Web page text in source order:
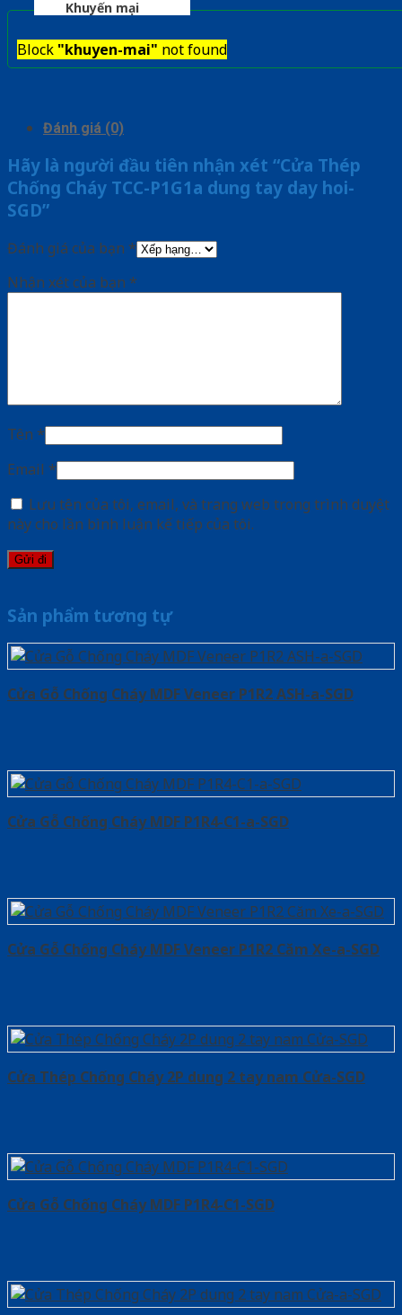
Khuyến mại
Block "khuyen-mai" not found
Đánh giá (0)
Hãy là người đầu tiên nhận xét “Cửa Thép
Chống Cháy TCC-P1G1a dung tay day hoi-
SGD”
Đánh giá của bạn *
Nhận xét của bạn *
Tên *
Email *
Lưu tên của tôi, email, và trang web trong trình duyệt
này cho lần bình luận kế tiếp của tôi.
Sản phẩm tương tự
Cửa Gỗ Chống Cháy MDF Veneer P1R2 ASH-a-SGD
Cửa Gỗ Chống Cháy MDF P1R4-C1-a-SGD
Cửa Gỗ Chống Cháy MDF Veneer P1R2 Căm Xe-a-SGD
Cửa Thép Chống Cháy 2P dung 2 tay nam Cửa-SGD
Cửa Gỗ Chống Cháy MDF P1R4-C1-SGD